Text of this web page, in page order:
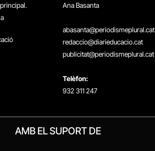
Ana Basanta
abasanta@periodismeplural.cat
redaccio@diarieducacio.cat
publicitat@periodismeplural.cat
Telèfon:
932 311 247
AMB EL SUPORT DE